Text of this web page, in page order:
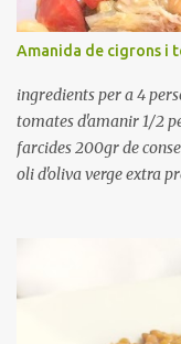
vosaltres el moment
refredar en la mateixa
utilitzar per una
Preparación Ponga las
Amanida de cigrons i
ingredients per a 4
tomates d'amanir 1/2
farcides 200gr de
oli d'oliva verge extra
Renteu les tomates i
rodanxes. Una hora
ben escorreguts, en
el pebrot, la ceba,